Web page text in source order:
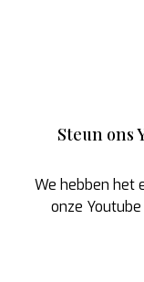
Steun ons
We hebben het
onze